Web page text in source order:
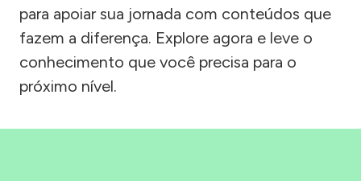
para apoiar sua jornada com conteúdos que
fazem a diferença. Explore agora e leve o
conhecimento que você precisa para o
próximo nível.